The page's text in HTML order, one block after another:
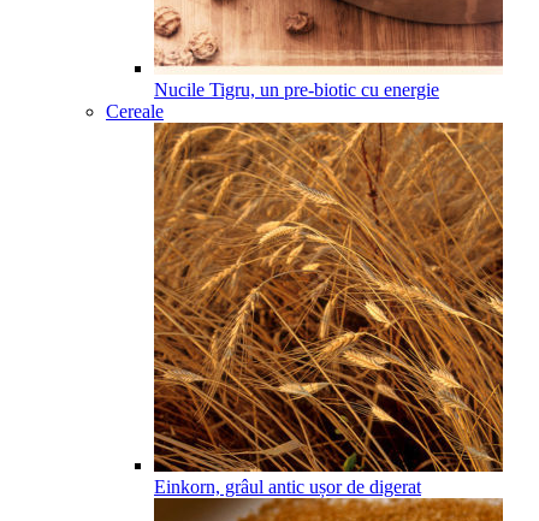
Nucile Tigru, un pre-biotic cu energie
Cereale
Einkorn, grâul antic ușor de digerat